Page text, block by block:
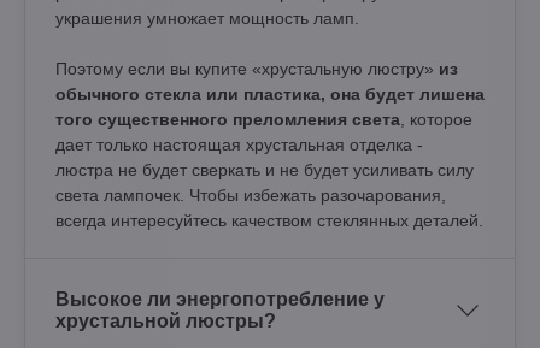
украшения умножает мощность ламп.
Поэтому если вы купите «хрустальную люстру» из
обычного стекла или пластика, она будет лишена
того существенного преломления света , которое
дает только настоящая хрустальная отделка -
люстра не будет сверкать и не будет усиливать силу
света лампочек. Чтобы избежать разочарования,
всегда интересуйтесь качеством стеклянных деталей.
Высокое ли энергопотребление у
хрустальной люстры?